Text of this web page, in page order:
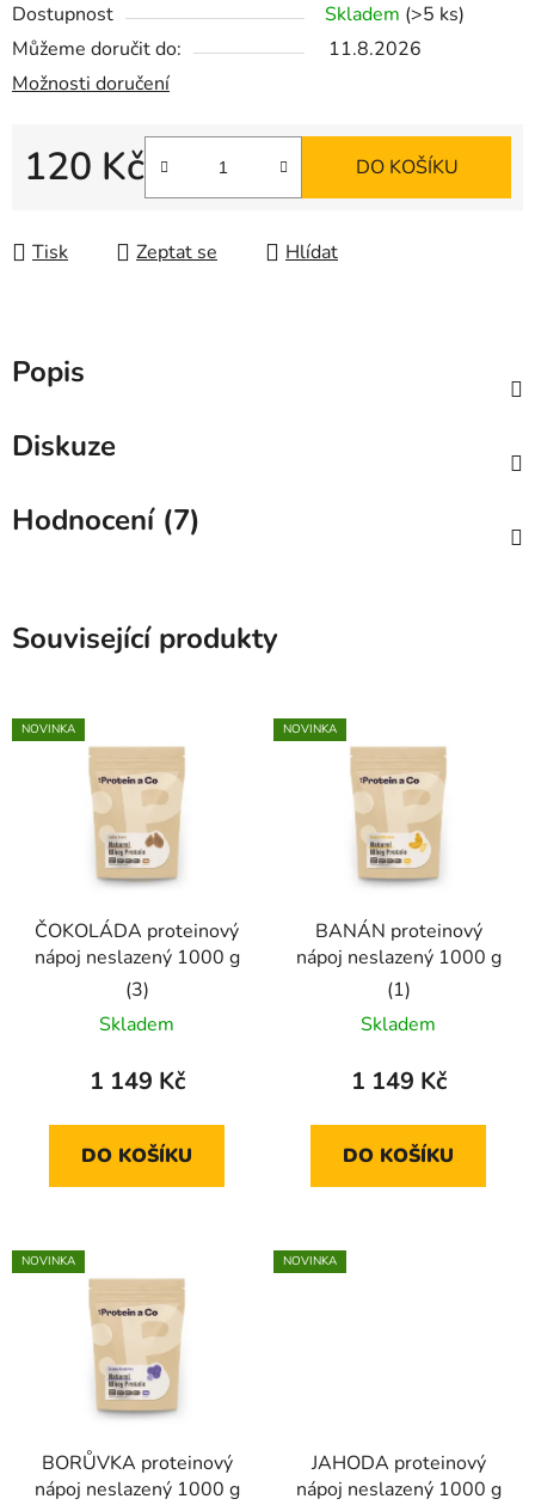
Dostupnost Skladem (>5 ks)
Můžeme doručit do:
11.8.2026
Možnosti doručení
120 Kč DO KOŠÍKU
Tisk Zeptat se Hlídat
Popis
Diskuze
Hodnocení (7)
Související produkty
NOVINKA
ČOKOLÁDA proteinový
nápoj neslazený 1000 g
Průměrné
hodnocení
produktu
5,0
z
Skladem
1 149 Kč
DO KOŠÍKU
NOVINKA
BANÁN proteinový
nápoj neslazený 1000 g
Průměrné
hodnocení
produktu
5,0
z
Skladem
1 149 Kč
DO KOŠÍKU
NOVINKA
BORŮVKA proteinový
nápoj neslazený 1000 g
NOVINKA
JAHODA proteinový
nápoj neslazený 1000 g